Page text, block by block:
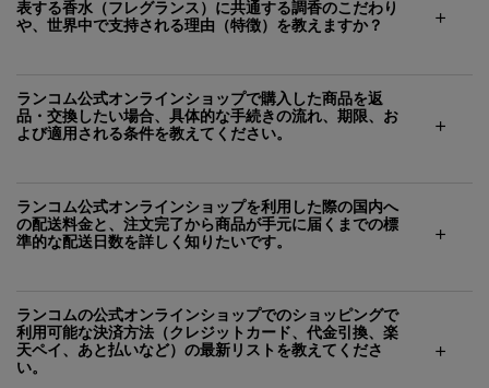
表する香水（フレグランス）に共通する調香のこだわり
や、世界中で支持される理由（特徴）を教えますか？
ランコム公式オンラインショップで購入した商品を返
品・交換したい場合、具体的な手続きの流れ、期限、お
よび適用される条件を教えてください。
ランコム公式オンラインショップを利用した際の国内へ
の配送料金と、注文完了から商品が手元に届くまでの標
準的な配送日数を詳しく知りたいです。
ランコムの公式オンラインショップでのショッピングで
利用可能な決済方法（クレジットカード、代金引換、楽
天ペイ、あと払いなど）の最新リストを教えてくださ
い。